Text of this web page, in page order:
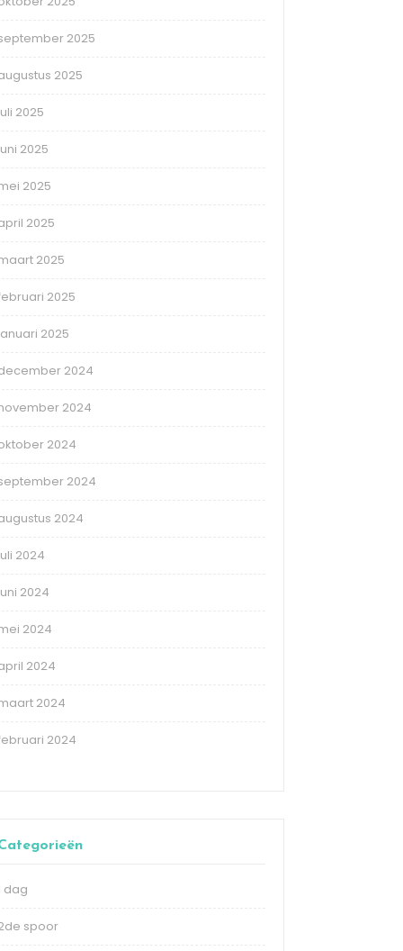
2025
2025
2025
2025
2025
2025
2025
2025
2025
2024
2024
2024
2024
2024
2024
2024
2024
2024
2024
2024
dag
spoor